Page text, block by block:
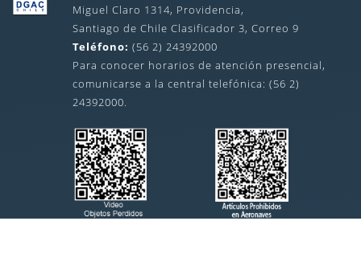
Miguel Claro 1314, Providencia,
Santiago de Chile Clasificador 3, Correo 9
Teléfono: (56 2) 24392000
Para conocer horarios de atención presencial,
comunicarse a la central telefónica: (56 2)
24392000.